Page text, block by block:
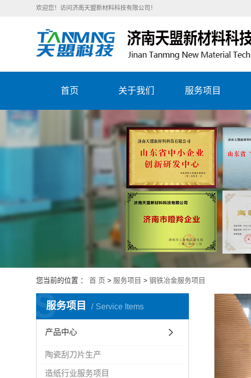
欢迎您！访问济南天盟新材料科技有限公司！
首页 关于我们
公司简介
企业文化
精彩天盟
服务项目
陶瓷刮刀片生产
造纸行业服务项
目
石化行业服务项
钢铁冶金服务项
金属表面强化项
机械磨损再制造
您当前的位置 ： 首 页 > 服务项目 > 钢铁冶金服务项目
服务项目 Service Items
S
产品中心
陶瓷刮刀片生产
造纸行业服务项目